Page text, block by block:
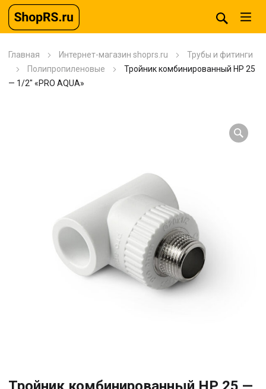
Главная Интернет-магазин shoprs.ru
Трубы и фитинги
Полипропиленовые
Тройник комбинированный HP 25
— 1/2″ «PRO AQUA»